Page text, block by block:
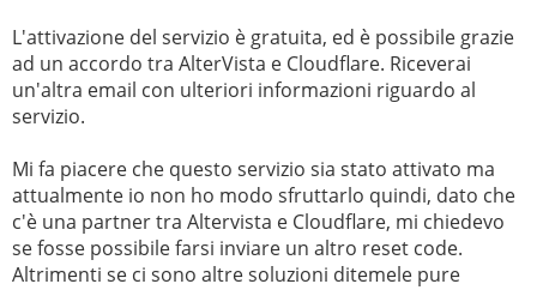
L'attivazione del servizio è gratuita, ed è possibile grazie
ad un accordo tra AlterVista e Cloudflare. Riceverai
un'altra email con ulteriori informazioni riguardo al
servizio.
Mi fa piacere che questo servizio sia stato attivato ma
attualmente io non ho modo sfruttarlo quindi, dato che
c'è una partner tra Altervista e Cloudflare, mi chiedevo
se fosse possibile farsi inviare un altro reset code.
Altrimenti se ci sono altre soluzioni ditemele pure